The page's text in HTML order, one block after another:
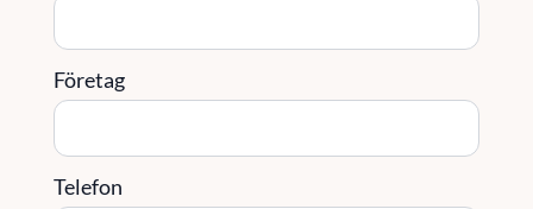
Företag
Telefon